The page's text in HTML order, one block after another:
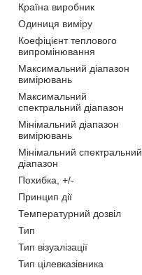
Країна виробник
Одиниця виміру
Коефіцієнт теплового
випромінювання
Максимальний діапазон
вимірювань
Максимальний
спектральний діапазон
Мінімальний діапазон
вимірювань
Мінімальний спектральний
діапазон
Похибка, +/-
Принцип дії
Температурний дозвіл
Тип
Тип візуалізації
Тип цілевказівника